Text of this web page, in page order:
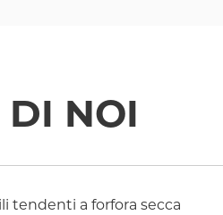
DI NOI
tendenti a forfora secca